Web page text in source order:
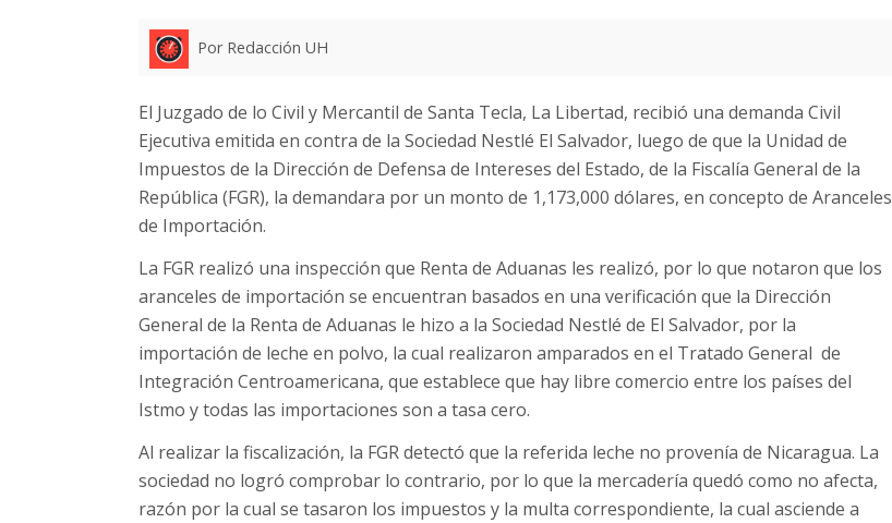
Por Redacción UH
El Juzgado de lo Civil y Mercantil de Santa Tecla, La Libertad, recibió una demanda Civil
Ejecutiva emitida en contra de la Sociedad Nestlé El Salvador, luego de que la Unidad de
Impuestos de la Dirección de Defensa de Intereses del Estado, de la Fiscalía General de la
República (FGR), la demandara por un monto de 1,173,000 dólares, en concepto de Aranceles
de Importación.
La FGR realizó una inspección que Renta de Aduanas les realizó, por lo que notaron que los
aranceles de importación se encuentran basados en una verificación que la Dirección
General de la Renta de Aduanas le hizo a la Sociedad Nestlé de El Salvador, por la
importación de leche en polvo, la cual realizaron amparados en el Tratado General de
Integración Centroamericana, que establece que hay libre comercio entre los países del
Istmo y todas las importaciones son a tasa cero.
Al realizar la fiscalización, la FGR detectó que la referida leche no provenía de Nicaragua. La
sociedad no logró comprobar lo contrario, por lo que la mercadería quedó como no afecta,
razón por la cual se tasaron los impuestos y la multa correspondiente, la cual asciende a